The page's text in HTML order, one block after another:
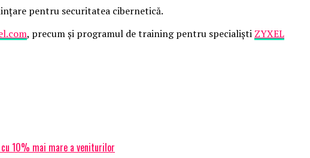
pentru securitatea cibernetică.
, precum și programul de training pentru specialiști ZYXEL
10% mai mare a veniturilor